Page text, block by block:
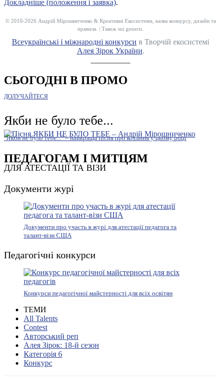
Докладніше (положення і заявка).
© 2010-2026 Андрій Мірошниченко & Креативні Екосистеми, назва конкурсу, дизайн та
правила. | Також sui generis.
Всеукраїнські і міжнародні конкурси в Творчій екосистемі
Алея Зірок України.
СЬОГОДНІ В ПРОМО
ДОЛУЧАЙТЕСЯ
Якби не було тебе...
"Якби не було тебе..." – найкраща пісня про кохання у цьому році
ПЕДАГОГАМ І МИТЦЯМ
ДЛЯ АТЕСТАЦІЇ ТА ВІЗИ
Документи журі
Документи про участь в журі для атестації педагога та
талант-візи США
Педагогічні конкурси
Конкурси педагогічної майстерності для всіх освітян
ТЕМИ
All Talents
Contest
Авторський реп
Алея Зірок: 18-й сезон
Категорія 6
Конкурс